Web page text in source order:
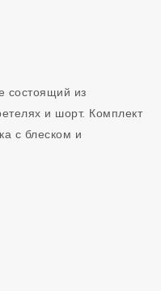
состоящий из
и шорт. Комплект
с блеском и